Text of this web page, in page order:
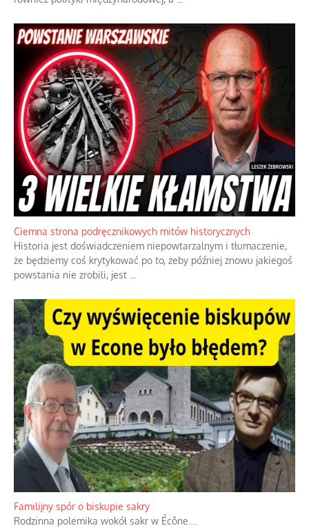
Ciemna strona podręcznikowych mitów historycznych
Historia jest doświadczeniem niepowtarzalnym i tłumaczenie,
że będziemy coś krytykować po to, żeby później znowu jakiegoś
powstania nie zrobili, jest
Familijny spór o biskupie sakry
Rodzinna polemika wokół sakr w Écône.